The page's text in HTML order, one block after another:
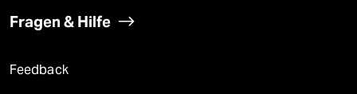
Fragen & Hilfe
Feedback